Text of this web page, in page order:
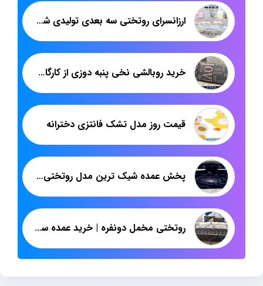
ارزانسرای روتختی سه بعدی تولیدی شرکت پاندا
خرید روبالشی نخی پنبه دوزی از کارگاه تهران
قیمت روز مدل تشک فانتزی دخترانه
پخش عمده شیک ترین مدل روتختی سه بعدی ارزان
روتختی مخمل دونفره | خرید عمده سرویس خواب عروس خارجی